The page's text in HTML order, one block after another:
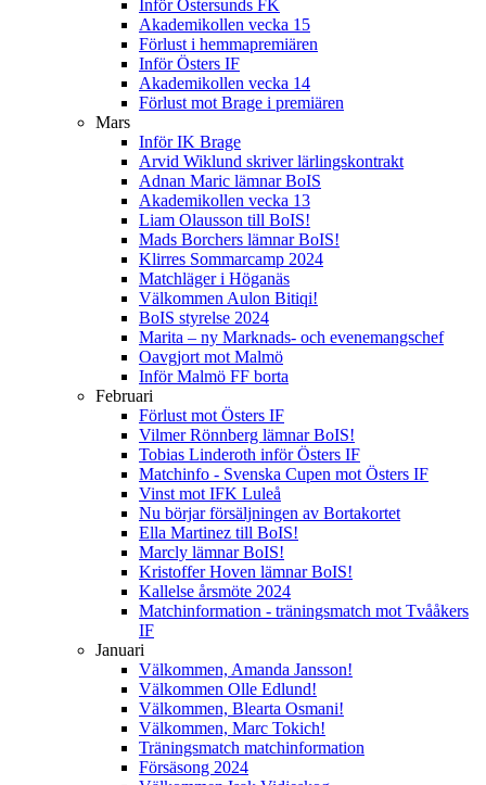
Inför Östersunds FK
Akademikollen vecka 15
Förlust i hemmapremiären
Inför Östers IF
Akademikollen vecka 14
Förlust mot Brage i premiären
Mars
Inför IK Brage
Arvid Wiklund skriver lärlingskontrakt
Adnan Maric lämnar BoIS
Akademikollen vecka 13
Liam Olausson till BoIS!
Mads Borchers lämnar BoIS!
Klirres Sommarcamp 2024
Matchläger i Höganäs
Välkommen Aulon Bitiqi!
BoIS styrelse 2024
Marita – ny Marknads- och evenemangschef
Oavgjort mot Malmö
Inför Malmö FF borta
Februari
Förlust mot Östers IF
Vilmer Rönnberg lämnar BoIS!
Tobias Linderoth inför Östers IF
Matchinfo - Svenska Cupen mot Östers IF
Vinst mot IFK Luleå
Nu börjar försäljningen av Bortakortet
Ella Martinez till BoIS!
Marcly lämnar BoIS!
Kristoffer Hoven lämnar BoIS!
Kallelse årsmöte 2024
Matchinformation - träningsmatch mot Tvååkers
IF
Januari
Välkommen, Amanda Jansson!
Välkommen Olle Edlund!
Välkommen, Blearta Osmani!
Välkommen, Marc Tokich!
Träningsmatch matchinformation
Försäsong 2024